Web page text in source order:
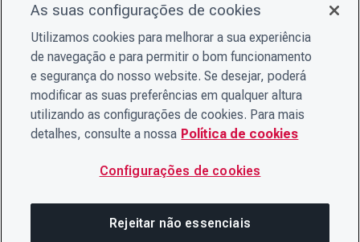
As suas configurações de cookies
Utilizamos cookies para melhorar a sua experiência
de navegação e para permitir o bom funcionamento
e segurança do nosso website. Se desejar, poderá
modificar as suas preferências em qualquer altura
utilizando as configurações de cookies. Para mais
detalhes, consulte a nossa Política de cookies
Configurações de cookies
Rejeitar não essenciais